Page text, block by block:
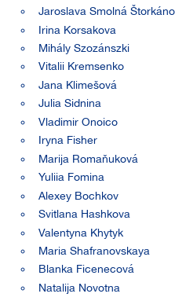
Jaroslava Smolná
Irina Korsakova
Mihály Szozánszki
Vitalii Kremsenko
Jana Klimešová
Julia Sidnina
Vladimir Onoico
Iryna Fisher
Marija Romaňuková
Yuliia Fomina
Alexey Bochkov
Svitlana Hashkova
Valentyna Khytyk
Maria Shafranovskaya
Blanka Ficenecová
Natalija Novotna